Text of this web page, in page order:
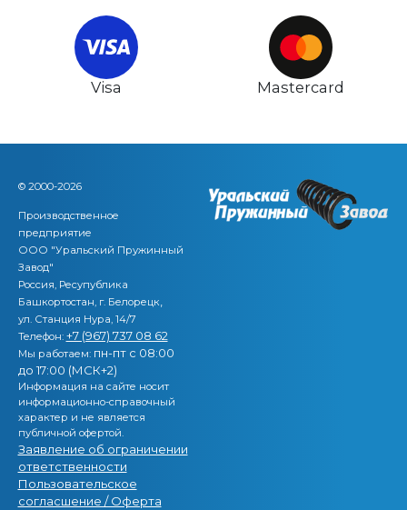
Visa Mastercard
© 2000-2026
Производственное
предприятие
ООО "Уральский Пружинный
Завод"
Россия, Ресупублика
Башкортостан, г. Белорецк,
ул. Станция Нура, 14/7
Телефон: +7 (967) 737 08 62
Мы работаем: пн-пт с 08:00
до 17:00 (МСК+2)
Информация на сайте носит
информационно-справочный
характер и не является
публичной офертой.
Заявление об ограничении
ответственности
Пользовательское
согласшение / Оферта